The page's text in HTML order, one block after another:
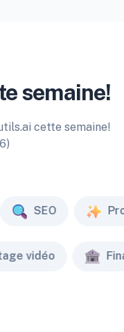
semaine!
cette semaine!
SEO
vidéo